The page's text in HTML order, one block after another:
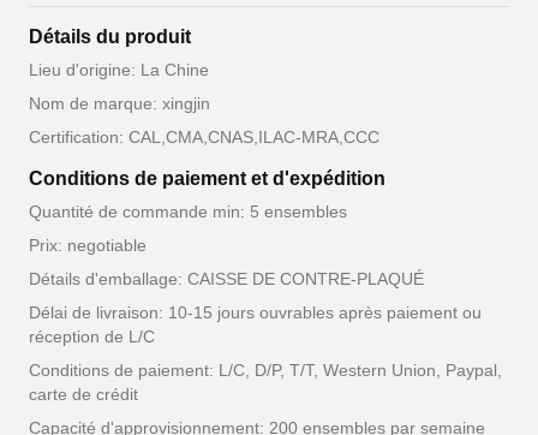
Détails du produit
Lieu d'origine: La Chine
Nom de marque: xingjin
Certification: CAL,CMA,CNAS,ILAC-MRA,CCC
Conditions de paiement et d'expédition
Quantité de commande min: 5 ensembles
Prix: negotiable
Détails d'emballage: CAISSE DE CONTRE-PLAQUÉ
Délai de livraison: 10-15 jours ouvrables après paiement ou
réception de L/C
Conditions de paiement: L/C, D/P, T/T, Western Union, Paypal,
carte de crédit
Capacité d'approvisionnement: 200 ensembles par semaine